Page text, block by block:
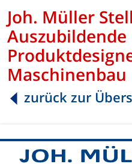
Joh. Müller
Auszubildende
Maschinenbau
zurück zur